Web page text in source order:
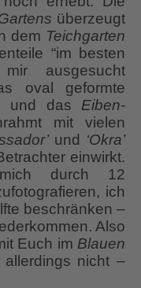
überzeugt
dem Teichgarten
“im besten
ausgesucht
oval geformte
und das Eiben-
mit vielen
und ‘Okra’
einwirkt.
durch 12
ich
beschränken –
Also
Euch im Blauen
nicht –